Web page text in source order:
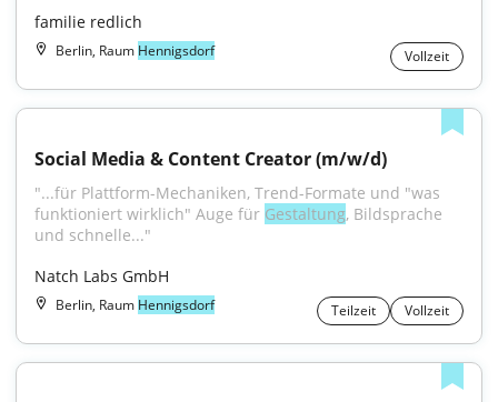
familie redlich
Berlin, Raum Hennigsdorf Vollzeit
Social Media & Content Creator (m/w/d)
"...für Plattform-Mechaniken, Trend-Formate und "was
funktioniert wirklich" Auge für Gestaltung, Bildsprache
und schnelle..."
Natch Labs GmbH
Berlin, Raum Hennigsdorf Teilzeit Vollzeit